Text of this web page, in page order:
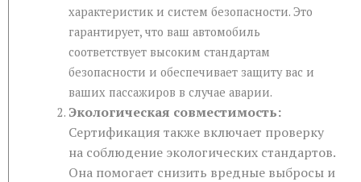
характеристик и систем безопасности. Это
гарантирует, что ваш автомобиль
соответствует высоким стандартам
безопасности и обеспечивает защиту вас и
ваших пассажиров в случае аварии.
Экологическая совместимость:
Сертификация также включает проверку
на соблюдение экологических стандартов.
Она помогает снизить вредные выбросы и